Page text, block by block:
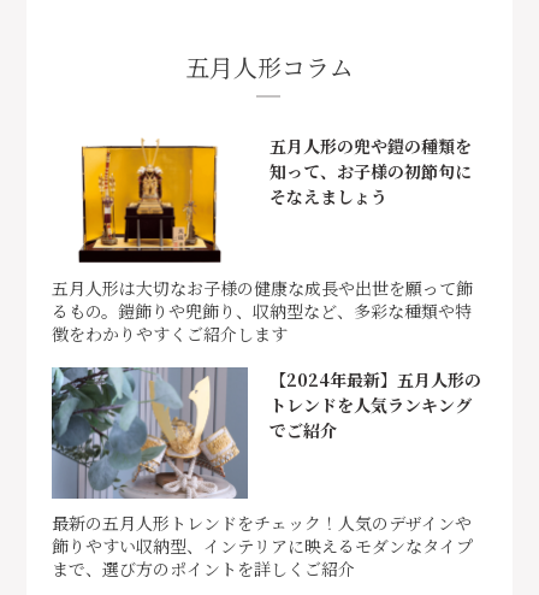
五月人形コラム
五月人形の兜や鎧の種類を
知って、お子様の初節句に
そなえましょう
五月人形は大切なお子様の健康な成長や出世を願って飾
るもの。鎧飾りや兜飾り、収納型など、多彩な種類や特
徴をわかりやすくご紹介します
【2024年最新】五月人形の
トレンドを人気ランキング
でご紹介
最新の五月人形トレンドをチェック！人気のデザインや
飾りやすい収納型、インテリアに映えるモダンなタイプ
まで、選び方のポイントを詳しくご紹介